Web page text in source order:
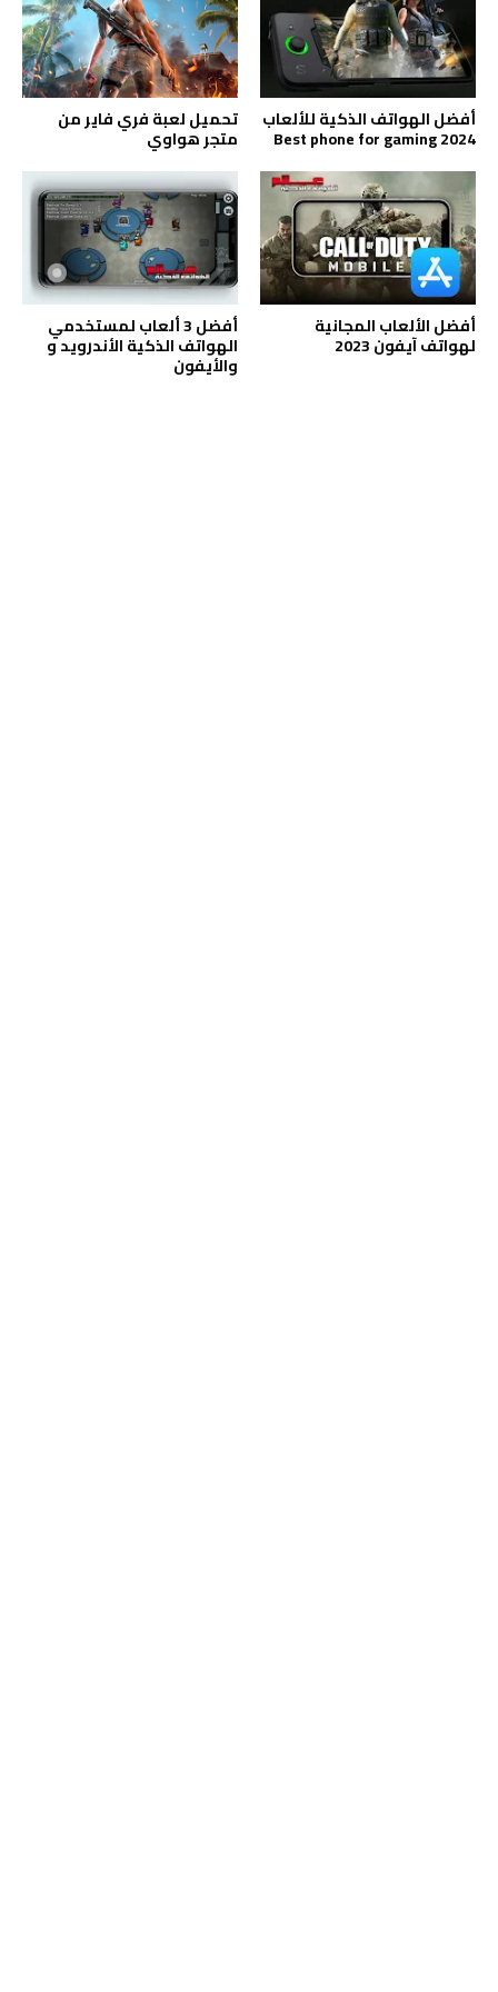
أفضل الهواتف الذكية للألعاب
2024 Best phone for gaming
تحميل لعبة فري فاير من
متجر هواوي
أفضل الألعاب المجانية
لهواتف آيفون 2023
أفضل 3 ألعاب لمستخدمي
الهواتف الذكية الأندرويد و
والأيفون